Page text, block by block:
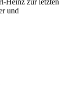
und